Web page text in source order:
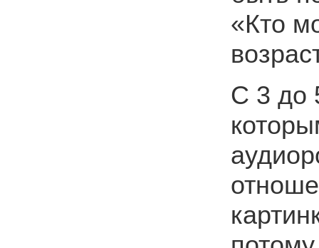
«Кто
С 3 до